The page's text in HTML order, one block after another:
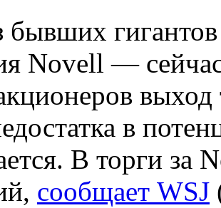
бывших
Novell —
в
В торги за
сообщает WSJ